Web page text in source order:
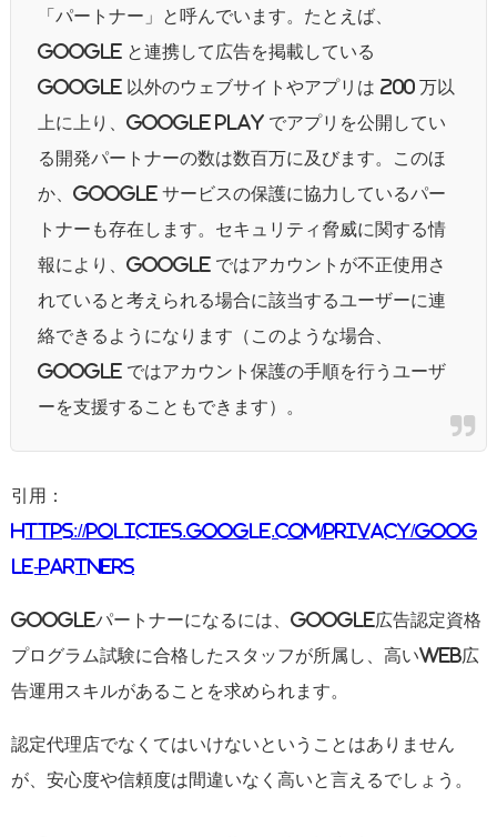
「パートナー」と呼んでいます。たとえば、
Google と連携して広告を掲載している
Google 以外のウェブサイトやアプリは 200 万以
上に上り、Google Play でアプリを公開してい
る開発パートナーの数は数百万に及びます。このほ
か、Google サービスの保護に協力しているパー
トナーも存在します。セキュリティ脅威に関する情
報により、Google ではアカウントが不正使用さ
れていると考えられる場合に該当するユーザーに連
絡できるようになります（このような場合、
Google ではアカウント保護の手順を行うユーザ
ーを支援することもできます）。
引用：
https://policies.google.com/privacy/goog
le-partners
Googleパートナーになるには、Google広告認定資格
プログラム試験に合格したスタッフが所属し、高いWeb広
告運用スキルがあることを求められます。
認定代理店でなくてはいけないということはありません
が、安心度や信頼度は間違いなく高いと言えるでしょう。